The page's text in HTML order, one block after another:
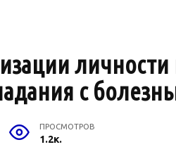
личности
с
ПРОСМОТРОВ
1.2к.